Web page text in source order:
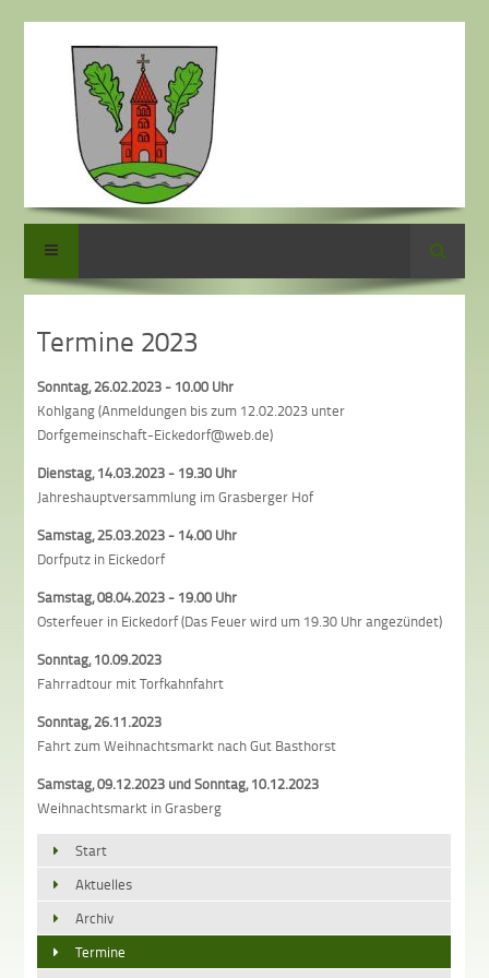
Suche
Termine 2023
Sonntag, 26.02.2023 - 10.00 Uhr
Kohlgang (Anmeldungen bis zum 12.02.2023 unter
Dorfgemeinschaft-Eickedorf@web.de)
Dienstag, 14.03.2023 - 19.30 Uhr
Jahreshauptversammlung im Grasberger Hof
Samstag, 25.03.2023 - 14.00 Uhr
Dorfputz in Eickedorf
Samstag, 08.04.2023 - 19.00 Uhr
Osterfeuer in Eickedorf (Das Feuer wird um 19.30 Uhr angezündet)
Sonntag, 10.09.2023
Fahrradtour mit Torfkahnfahrt
Sonntag, 26.11.2023
Fahrt zum Weihnachtsmarkt nach Gut Basthorst
Samstag, 09.12.2023 und Sonntag, 10.12.2023
Weihnachtsmarkt in Grasberg
Start
Aktuelles
Archiv
Termine